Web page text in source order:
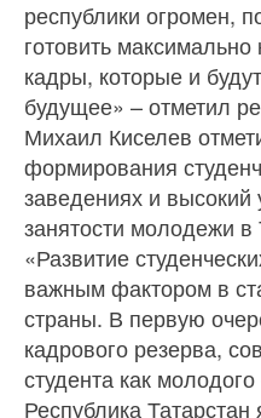
республики огромен,
готовить
кадры, которые и
будущее» – отметил
Михаил Киселев
формирования
заведениях и высокий
занятости молодежи в
«Развитие
важным фактором в
страны. В первую
кадрового резерва,
студента как
Республика